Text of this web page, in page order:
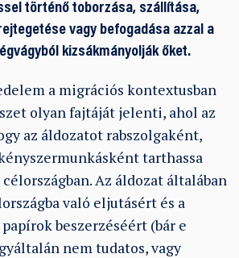
történő toborzása, szállítása,
vagy befogadása azzal a
kizsákmányolják őket.
a migrációs kontextusban
olyan fajtáját jelenti, ahol az
az áldozatot rabszolgaként,
tarthassa
célországban. Az áldozat általában
való eljutásért és a
beszerzéséért (bár e
nem tudatos, vagy